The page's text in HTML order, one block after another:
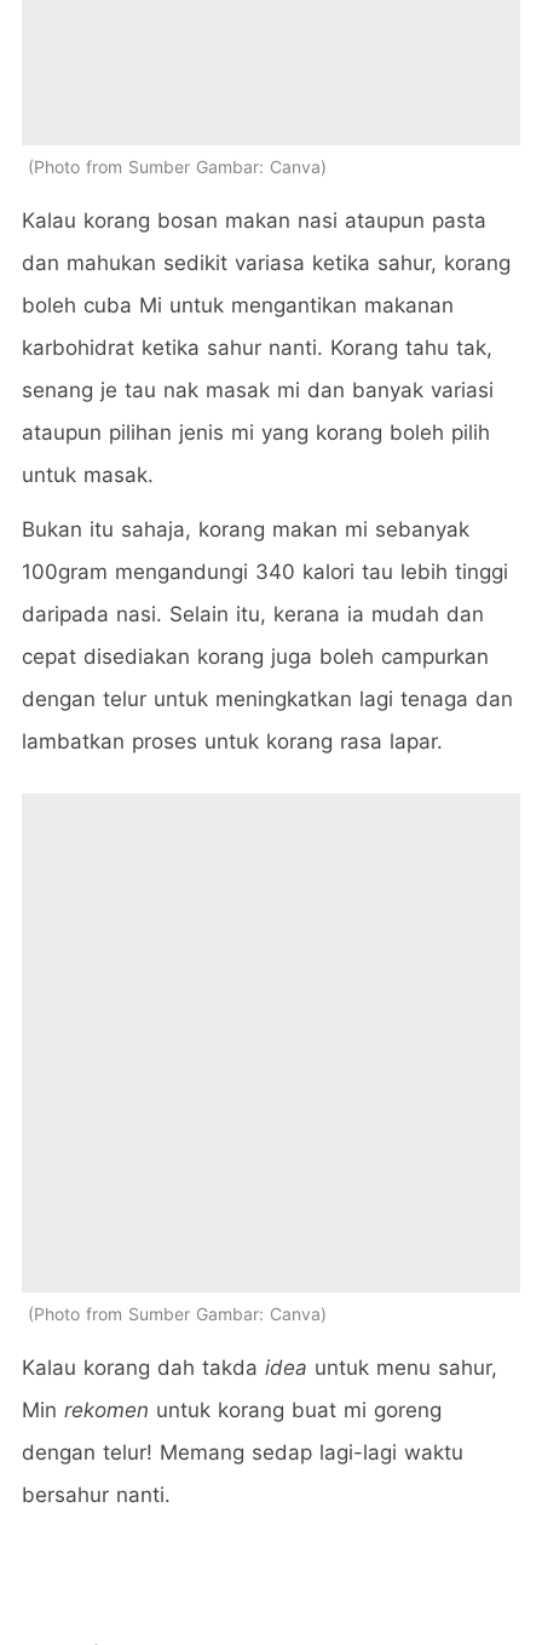
Photo from Sumber Gambar: Canva
Kalau korang bosan makan nasi ataupun pasta
dan mahukan sedikit variasa ketika sahur, korang
boleh cuba Mi untuk mengantikan makanan
karbohidrat ketika sahur nanti. Korang tahu tak,
senang je tau nak masak mi dan banyak variasi
ataupun pilihan jenis mi yang korang boleh pilih
untuk masak.
Bukan itu sahaja, korang makan mi sebanyak
100gram mengandungi 340 kalori tau lebih tinggi
daripada nasi. Selain itu, kerana ia mudah dan
cepat disediakan korang juga boleh campurkan
dengan telur untuk meningkatkan lagi tenaga dan
lambatkan proses untuk korang rasa lapar.
Photo from Sumber Gambar: Canva
Kalau korang dah takda idea untuk menu sahur,
Min rekomen untuk korang buat mi goreng
dengan telur! Memang sedap lagi-lagi waktu
bersahur nanti.